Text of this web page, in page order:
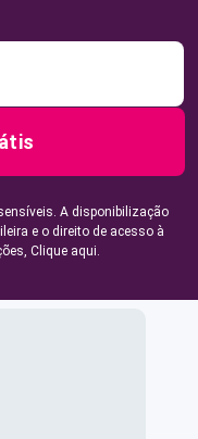
A disponibilização
e o direito de acesso à
Clique aqui.